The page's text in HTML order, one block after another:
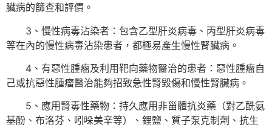
臟病的篩查和評價。
3、慢性病毒沾染者：包含乙型肝炎病毒、丙型肝炎病毒
等在內的慢性病毒沾染患者，都極易產生慢性腎臟病。
4、有惡性腫瘤及利用靶向藥物醫治的患者：惡性腫瘤自
己或抗惡性腫瘤醫治能夠招致急性腎毀傷和慢性腎臟病。
5、應用腎毒性藥物：持久應用非甾體抗炎藥（對乙酰氨
基酚、布洛芬、吲哚美辛等）、鋰鹽、質子泵克制劑、抗生